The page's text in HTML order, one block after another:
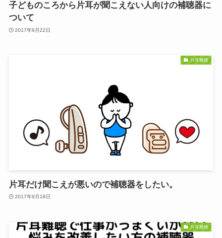
子どものころから片耳が聞こえない人向けの補聴器に
ついて
2017年9月22日
片耳難聴
片耳だけ聞こえが悪いので補聴器をしたい。
2017年9月18日
片耳難聴